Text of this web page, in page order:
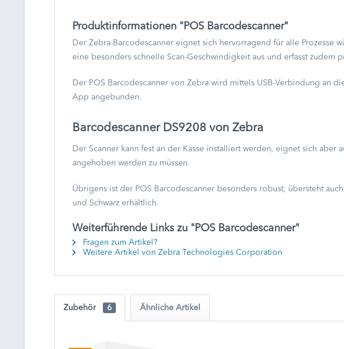
Produktinformationen "POS Barcodescanner"
Der Zebra Barcodescanner eignet sich hervorragend für alle Prozesse
eine besonders schnelle Scan-Geschwindigkeit aus und erfasst zudem
Der POS Barcodescanner von Zebra wird mittels USB-Verbindung an
App angebunden.
Barcodescanner DS9208 von Zebra
Der Scanner kann fest an der Kasse installiert werden, eignet sich
angehoben werden zu müssen.
Übrigens ist der POS Barcodescanner besonders robust, übersteht
und Schwarz erhältlich.
Weiterführende Links zu "POS Barcodescanner"
Fragen zum Artikel?
Weitere Artikel von Zebra Technologies Corporation
Zubehör 6 Ähnliche Artikel